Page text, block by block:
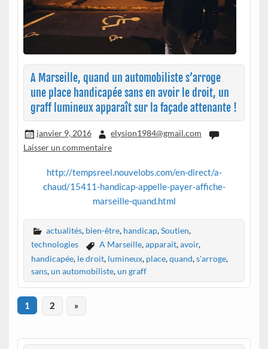
A Marseille, quand un automobiliste s’arroge
une place handicapée sans en avoir le droit, un
graff lumineux apparaît sur la façade attenante !
janvier 9, 2016
elysion1984@gmail.com
Laisser un commentaire
http://tempsreel.nouvelobs.com/en-direct/a-
chaud/15411-handicap-appelle-payer-affiche-
marseille-quand.html
actualités, bien-être, handicap,Soutien,
technologies
A Marseille,apparait,avoir,
handicapée, le droit, lumineux, place,quand,s'arroge,
sans,un automobiliste,un graff
1 2 »